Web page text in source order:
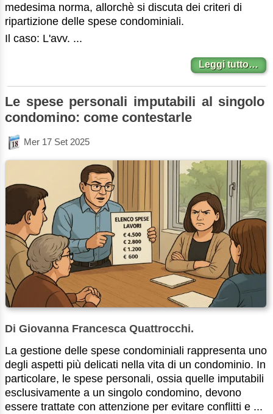
medesima norma, allorchè si discuta dei criteri di
ripartizione delle spese condominiali.
Il caso: L'avv. ...
Leggi tutto…
Le spese personali imputabili al singolo
condomino: come contestarle
Mer 17 Set 2025
Di Giovanna Francesca Quattrocchi.
La gestione delle spese condominiali rappresenta uno
degli aspetti più delicati nella vita di un condominio. In
particolare, le spese personali, ossia quelle imputabili
esclusivamente a un singolo condomino, devono
essere trattate con attenzione per evitare conflitti e ...